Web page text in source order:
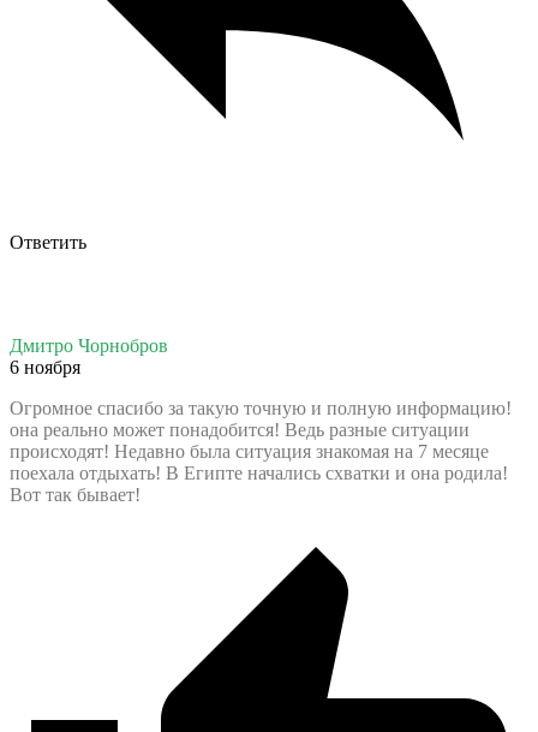
Ответить
Дмитро Чорнобров
6 ноября
Огромное спасибо за такую точную и полную информацию!
она реально может понадобится! Ведь разные ситуации
происходят! Недавно была ситуация знакомая на 7 месяце
поехала отдыхать! В Египте начались схватки и она родила!
Вот так бывает!